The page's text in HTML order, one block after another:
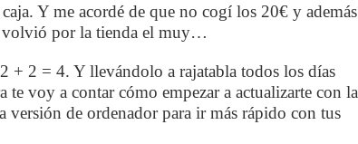
Y me acordé de que no cogí los 20€ y además
volvió por la tienda el muy…
+ 2 = 4. Y llevándolo a rajatabla todos los días
te voy a contar cómo empezar a actualizarte con la
versión de ordenador para ir más rápido con tus